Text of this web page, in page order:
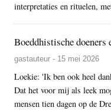
interpretaties en rituelen,
Boeddhistische doeners
gastauteur - 15 mei 2026
Loekie: 'Ik ben ook heel
Dat het voor mij als leek
mensen tien dagen op de